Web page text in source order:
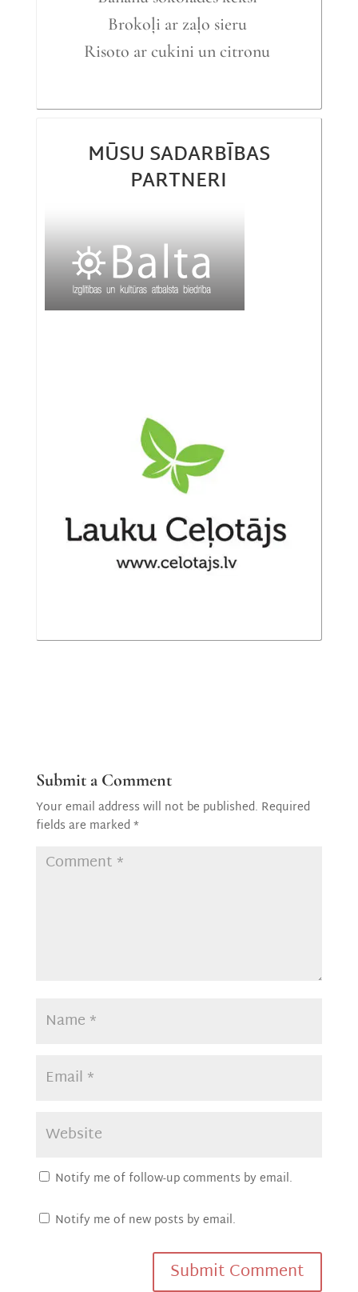
Brokoļi ar zaļo sieru
Risoto ar cukini un citronu
MŪSU SADARBĪBAS
PARTNERI
Submit a Comment
Your email address will not be published. Required
fields are marked *
Notify me of follow-up comments by email.
Notify me of new posts by email.